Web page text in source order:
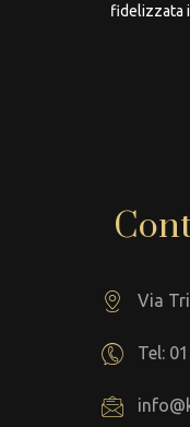
fidelizzata
Via
Tel: